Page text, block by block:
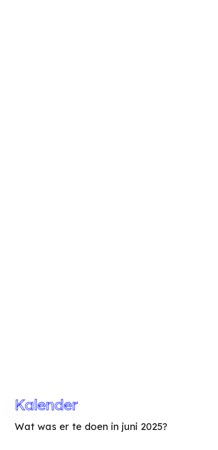
Kalender
Wat was er te doen in juni 2025?